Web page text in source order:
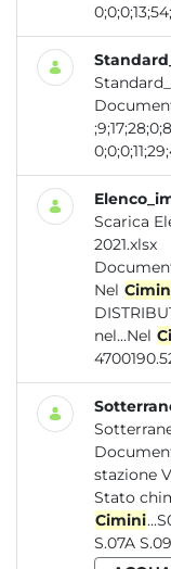
Scarica
2021.xlsx
Nel
nel...Nel
stazione Vecchio codice stazione Comune
Cimini...S005